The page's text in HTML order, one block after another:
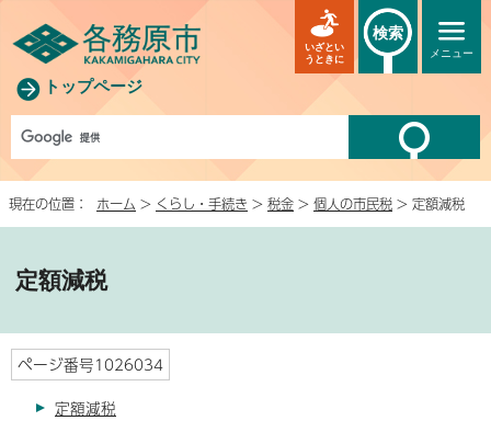
トップページ
メニュー
いざとい
うときに
検索
現在の位置： ホーム > くらし・手続き > 税金 > 個人の市民税 > 定額減税
定額減税
ページ番号1026034
定額減税